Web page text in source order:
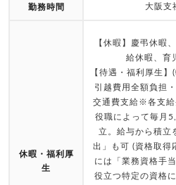
勤務時間 大阪支
休暇・福利厚
生
【休暇】慶弔休暇
給休暇、育
【待遇・福利厚生】
引越費用全額負担
交通費支給※各支給
役職によって毎月
立。給与から積立
出」も可 (資格取得
には「業務資格手
役立つ特定の資格